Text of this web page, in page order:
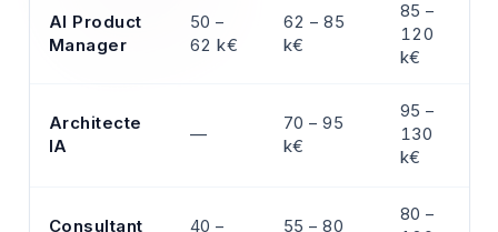
AI Product
Manager
50 –
62 k€
62 – 85
k€
85 –
120
k€
Architecte
IA
—
70 – 95
k€
95 –
130
k€
Consultant
40 –
55 – 80
80 –